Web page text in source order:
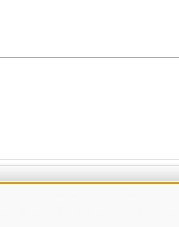
del mondo.